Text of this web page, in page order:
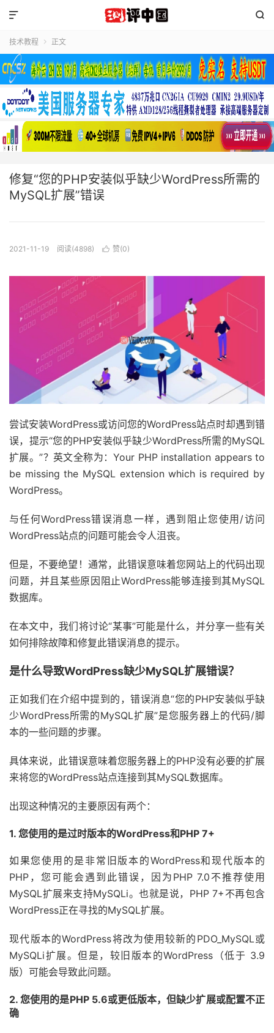


技术教程  正文
修复“您的PHP安装似乎缺少WordPress所需的
MySQL扩展”错误
2021-11-19 阅读(4898)  赞(0)
尝试安装WordPress或访问您的WordPress站点时却遇到错
误，提示“您的PHP安装似乎缺少WordPress所需的MySQL
扩展。”？英文全称为：Your PHP installation appears to
be missing the MySQL extension which is required by
WordPress。
与任何WordPress错误消息一样，遇到阻止您使用/访问
WordPress站点的问题可能会令人沮丧。
但是，不要绝望！通常，此错误意味着您网站上的代码出现
问题，并且某些原因阻止WordPress能够连接到其MySQL
数据库。
在本文中，我们将讨论“某事”可能是什么，并分享一些有关
如何排除故障和修复此错误消息的提示。
是什么导致WordPress缺少MySQL扩展错误？
正如我们在介绍中提到的，错误消息“您的PHP安装似乎缺
少WordPress所需的MySQL扩展”是您服务器上的代码/脚
本的一些问题的步骤。
具体来说，此错误意味着您服务器上的PHP没有必要的扩展
来将您的WordPress站点连接到其MySQL数据库。
出现这种情况的主要原因有两个：
1. 您使用的是过时版本的WordPress和PHP 7+
如果您使用的是非常旧版本的WordPress和现代版本的
PHP，您可能会遇到此错误，因为PHP 7.0不推荐使用
MySQL扩展来支持MySQLi。也就是说，PHP 7+不再包含
WordPress正在寻找的MySQL扩展。
现代版本的WordPress将改为使用较新的PDO_MySQL或
MySQLi扩展。但是，较旧版本的WordPress（低于 3.9
版）可能会导致此问题。
2. 您使用的是PHP 5.6或更低版本，但缺少扩展或配置不正
确